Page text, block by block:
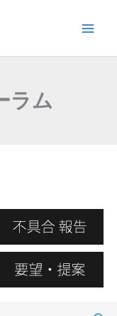
ラム